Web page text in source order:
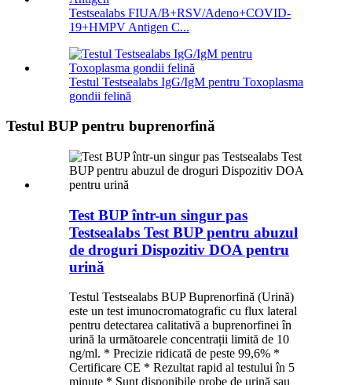
Testsealabs FIUA/B+RSV/Adeno+COVID-
19+HMPV Antigen C...
Testul Testsealabs IgG/IgM pentru Toxoplasma
gondii felină
Testul BUP pentru buprenorfină
Test BUP într-un singur pas
Testsealabs Test BUP pentru abuzul
de droguri Dispozitiv DOA pentru
urină
Testul Testsealabs BUP Buprenorfină (Urină)
este un test imunocromatografic cu flux lateral
pentru detectarea calitativă a buprenorfinei în
urină la următoarele concentrații limită de 10
ng/ml. * Precizie ridicată de peste 99,6% *
Certificare CE * Rezultat rapid al testului în 5
minute * Sunt disponibile probe de urină sau